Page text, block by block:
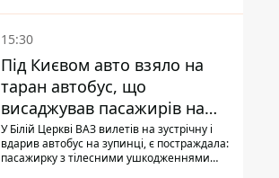
15:30
Під Києвом авто взяло на
таран автобус, що
висаджував пасажирів на
зупинці - пасажирка в
лікарні
У Білій Церкві ВАЗ вилетів на зустрічну і
вдарив автобус на зупинці, є постраждала:
пасажирку з тілесними ушкодженнями